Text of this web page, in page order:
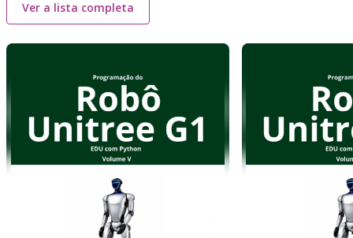
Ver a lista completa